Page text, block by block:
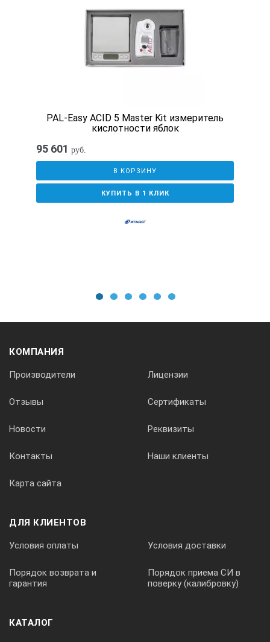
PAL-Easy ACID 5 Master Kit измеритель
кислотности яблок
95 601 руб.
В КОРЗИНУ
КУПИТЬ В 1 КЛИК
КОМПАНИЯ
Производители Лицензии
Отзывы Сертификаты
Новости Реквизиты
Контакты Наши клиенты
Карта сайта
ДЛЯ КЛИЕНТОВ
Условия оплаты Условия доставки
Порядок возврата и
гарантия
Порядок приема СИ в
поверку (калибровку)
КАТАЛОГ